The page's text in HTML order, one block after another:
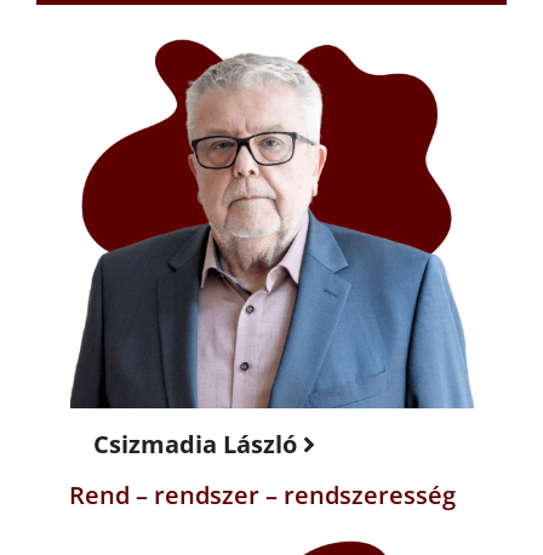
Csizmadia László
Rend – rendszer – rendszeresség